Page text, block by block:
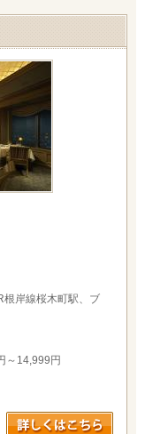
根岸線桜木町駅、ブ
～14,999円